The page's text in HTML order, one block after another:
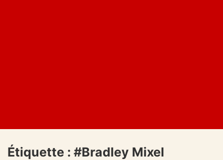
Étiquette : #Bradley Mixel